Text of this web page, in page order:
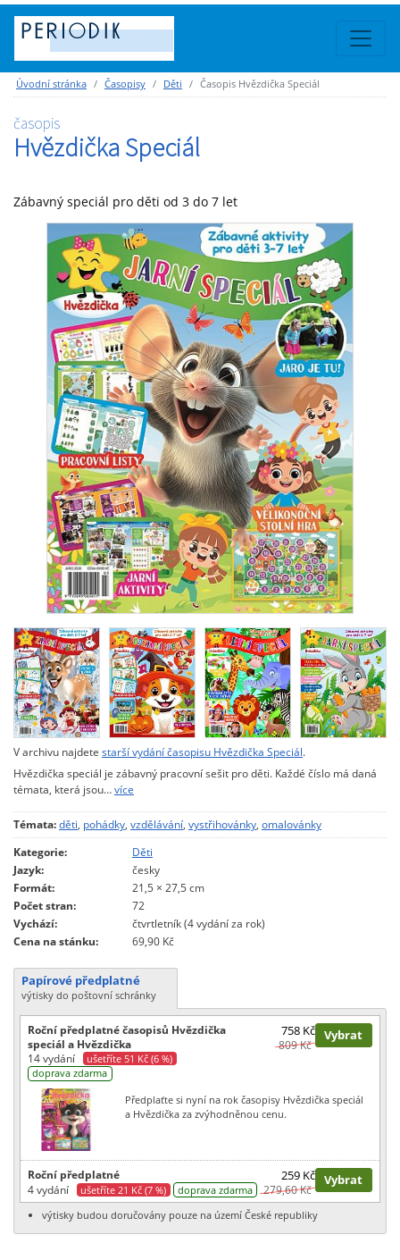
Úvodní stránka Časopisy Děti Časopis Hvězdička Speciál
časopis
Hvězdička Speciál
Zábavný speciál pro děti od 3 do 7 let
V archivu najdete starší vydání časopisu Hvězdička Speciál.
Hvězdička speciál je zábavný pracovní sešit pro děti. Každé číslo má daná
témata, která jsou…více
Témata:děti, pohádky, vzdělávání, vystřihovánky, omalovánky
Kategorie:
Děti
Jazyk:
česky
Formát:
21,5 × 27,5 cm
Počet stran:
72
Vychází:
čtvrtletník (4 vydání za rok)
Cena na stánku:
69,90 Kč
Papírové předplatné
výtisky do poštovní schránky
Roční předplatné časopisů Hvězdička
speciál a Hvězdička
14 vydání
ušetříte 51 Kč (6 %)
doprava zdarma
758 Kč
809 Kč
Vybrat
Předplaťte si nyní na rok časopisy Hvězdička speciál
a Hvězdička za zvýhodněnou cenu.
Roční předplatné
4 vydání
ušetříte 21 Kč (7 %) doprava zdarma
259 Kč
279,60 Kč
Vybrat
výtisky budou doručovány pouze na území České republiky